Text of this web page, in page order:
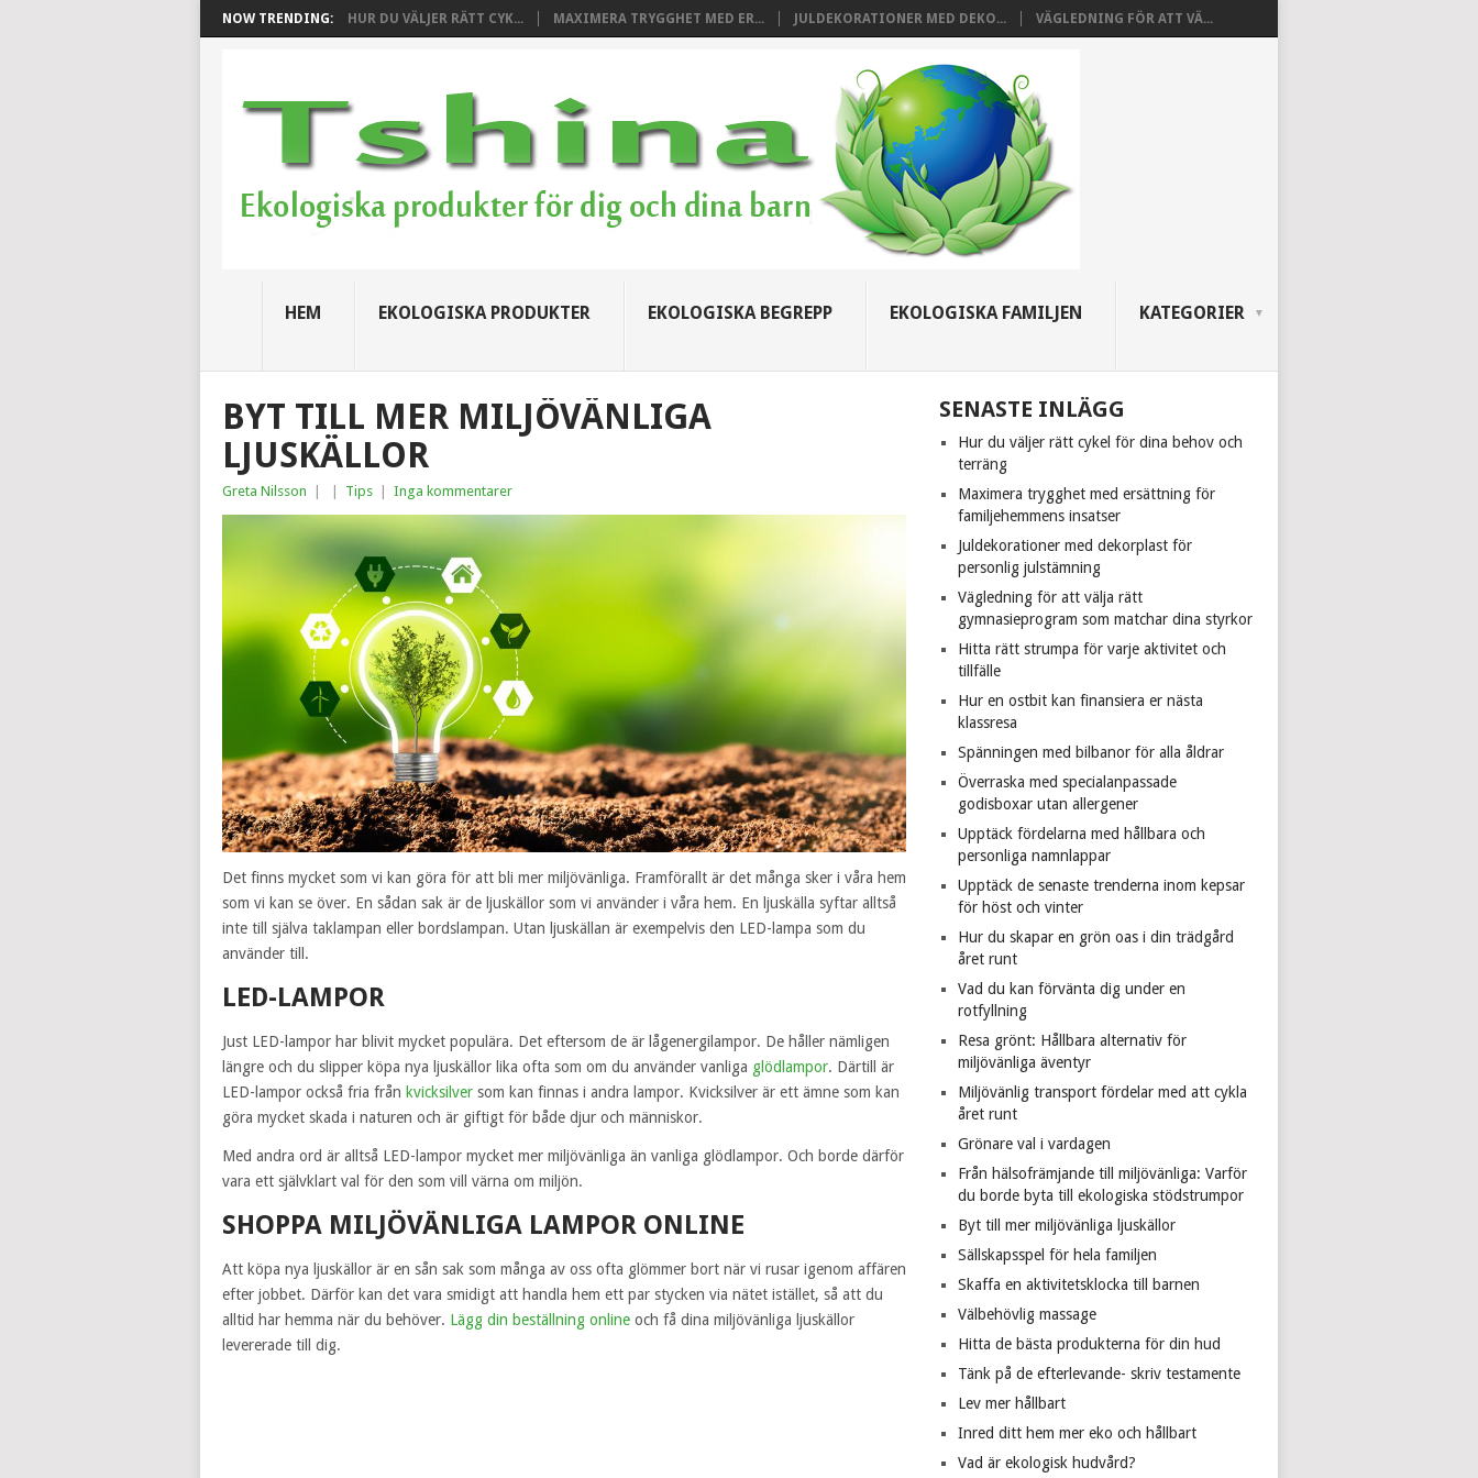
NOW TRENDING: HUR DU VÄLJER RÄTT CYK... MAXIMERA TRYGGHET MED ER... JULDEKORATIONER MED DEKO... VÄGLEDNING FÖR ATT VÄ...
HEM EKOLOGISKA PRODUKTER EKOLOGISKA BEGREPP EKOLOGISKA FAMILJEN KATEGORIER
BYT TILL MER MILJÖVÄNLIGA
LJUSKÄLLOR
Greta Nilsson Tips Inga kommentarer
Det finns mycket som vi kan göra för att bli mer miljövänliga. Framförallt är det många sker i våra hem
som vi kan se över. En sådan sak är de ljuskällor som vi använder i våra hem. En ljuskälla syftar alltså
inte till själva taklampan eller bordslampan. Utan ljuskällan är exempelvis den LED-lampa som du
använder till.
LED-LAMPOR
Just LED-lampor har blivit mycket populära. Det eftersom de är lågenergilampor. De håller nämligen
längre och du slipper köpa nya ljuskällor lika ofta som om du använder vanliga glödlampor. Därtill är
LED-lampor också fria från kvicksilver som kan finnas i andra lampor. Kvicksilver är ett ämne som kan
göra mycket skada i naturen och är giftigt för både djur och människor.
Med andra ord är alltså LED-lampor mycket mer miljövänliga än vanliga glödlampor. Och borde därför
vara ett självklart val för den som vill värna om miljön.
SHOPPA MILJÖVÄNLIGA LAMPOR ONLINE
Att köpa nya ljuskällor är en sån sak som många av oss ofta glömmer bort när vi rusar igenom affären
efter jobbet. Därför kan det vara smidigt att handla hem ett par stycken via nätet istället, så att du
alltid har hemma när du behöver. Lägg din beställning online och få dina miljövänliga ljuskällor
levererade till dig.
SENASTE INLÄGG
Hur du väljer rätt cykel för dina behov och
terräng
Maximera trygghet med ersättning för
familjehemmens insatser
Juldekorationer med dekorplast för
personlig julstämning
Vägledning för att välja rätt
gymnasieprogram som matchar dina styrkor
Hitta rätt strumpa för varje aktivitet och
tillfälle
Hur en ostbit kan finansiera er nästa
klassresa
Spänningen med bilbanor för alla åldrar
Överraska med specialanpassade
godisboxar utan allergener
Upptäck fördelarna med hållbara och
personliga namnlappar
Upptäck de senaste trenderna inom kepsar
för höst och vinter
Hur du skapar en grön oas i din trädgård
året runt
Vad du kan förvänta dig under en
rotfyllning
Resa grönt: Hållbara alternativ för
miljövänliga äventyr
Miljövänlig transport fördelar med att cykla
året runt
Grönare val i vardagen
Från hälsofrämjande till miljövänliga: Varför
du borde byta till ekologiska stödstrumpor
Byt till mer miljövänliga ljuskällor
Sällskapsspel för hela familjen
Skaffa en aktivitetsklocka till barnen
Välbehövlig massage
Hitta de bästa produkterna för din hud
Tänk på de efterlevande- skriv testamente
Lev mer hållbart
Inred ditt hem mer eko och hållbart
Vad är ekologisk hudvård?